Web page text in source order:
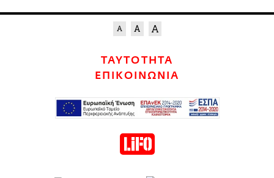
ΤΑΥΤΟΤΗΤΑ
ΕΠΙΚΟΙΝΩΝΙΑ